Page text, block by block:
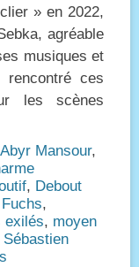
» en 2022,
agréable
musiques et
rencontré ces
les scènes
Abyr Mansour,
, Debout
,
exilés, moyen
Sébastien